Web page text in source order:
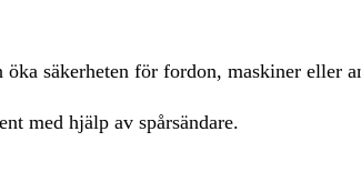
säkerheten för fordon, maskiner eller
med hjälp av spårsändare.